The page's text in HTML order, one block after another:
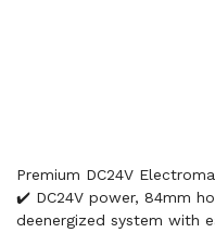
Premium DC24V
✔️ DC24V power, 84mm
deenergized system with